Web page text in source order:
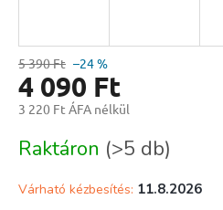
5 390 Ft –24 %
4 090 Ft
3 220 Ft ÁFA nélkül
Raktáron (>5 db)
Várható kézbesítés: 11.8.2026